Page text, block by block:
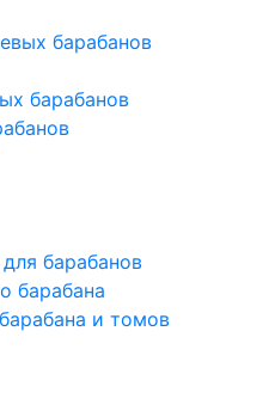
барабанов
барабанов
барабанов
барабана
и томов